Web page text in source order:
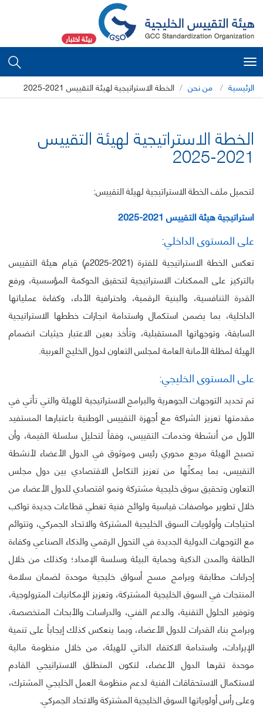
بيئة اختبار
Toggle
navigation
الرئيسية من نحن الخطة الاستراتيجية لهيئة التقييس 2021-2025
الخطة الاستراتيجية لهيئة التقييس
2021-2025
لتحميل ملف الخطة الاستراتيجية لهيئة التقييس:
استراتيجية هيئة التقييس 2021-2025
على المستوى الداخلي:
تعكس الخطة الاستراتيجية للفترة (2021-2025م) قيام هيئة التقييس
بالتركيز على الممكنات الاستراتيجية لتحقيق الحوكمة المؤسسية، ورفع
القدرة التنافسية، والبنية الرقمية، واحترافية الأداء، وكفاءة عملياتها
الداخلية، بما يضمن استكمال واستدامة انجازات خططها الاستراتيجية
السابقة، وتوجهاتها المستقبلية، وتأخذ بعين الاعتبار حيثيات انضمام
الهيئة لمظلة الأمانة العامة لمجلس التعاون لدول الخليج العربية.
على المستوى الخليجي:
تم تحديد التوجهات الجوهرية والبرامج الاستراتيجية للهيئة والتي تأتي في
مقدمتها تعزيز الشراكة مع أجهزة التقييس الوطنية باعتبارها المستفيد
الأول من أنشطة وخدمات التقييس، وفقاً لتحليل سلسلة القيمة، وأن
تصبح الهيئة مرجع محوري رئيس وموثوق في الدول الأعضاء لأنشطة
التقييس، بما يمكنِّها من تعزيز التكامل الاقتصادي بين دول مجلس
التعاون وتحقيق سوق خليجية مشتركة ونمو اقتصادي للدول الأعضاء من
خلال تطوير مواصفات قياسية ولوائح فنية تغطي قطاعات جديدة تواكب
احتياجات وأولويات السوق الخليجية المشتركة والاتحاد الجمركي، وتتوائم
مع التوجهات الدولية الجديدة في التحول الرقمي والذكاء الصناعي وكفاءة
الطاقة والمدن الذكية وحماية البيئة وسلسة الإمداد؛ وكذلك من خلال
إجراءات مطابقة وبرامج مسح أسواق خليجية موحدة لضمان سلامة
المنتجات في السوق الخليجية المشتركة، وتعزيز الإمكانيات المترولوجية،
وتوفير الحلول التقنية، والدعم الفني، والدراسات والأبحاث المتخصصة،
وبرامج بناء القدرات للدول الأعضاء، وبما ينعكس كذلك إيجاباً على تنمية
الإيرادات، واستدامة الاكتفاء الذاتي للهيئة، من خلال منظومة مالية
موحدة تقرها الدول الأعضاء، لتكون المنطلق الاستراتيجي القادم
لاستكمال الاستحقاقات الفنية لدعم منظومة العمل الخليجي المشترك،
وعلى رأس أولوياتها السوق الخليجية المشتركة والاتحاد الجمركي.